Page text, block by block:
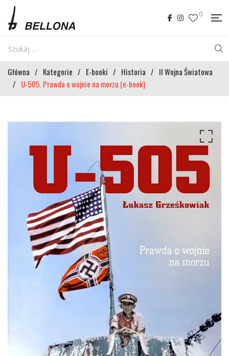
0
Główna / Kategorie / E-booki / Historia / II Wojna Światowa
/ U-505. Prawda o wojnie na morzu (e-book)